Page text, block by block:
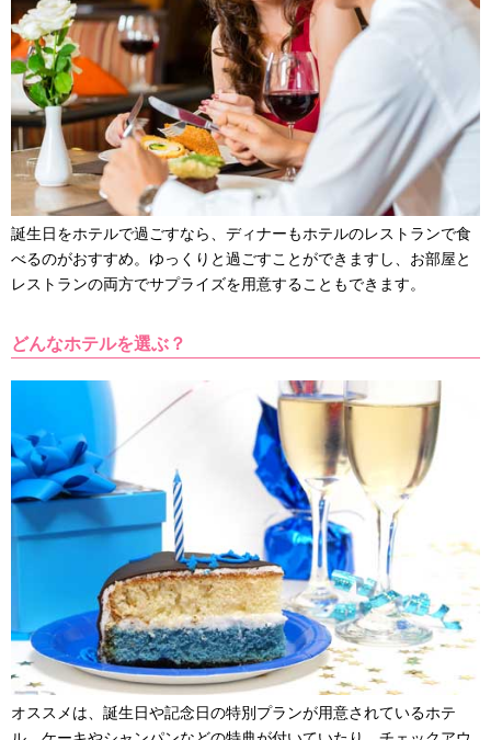
誕生日をホテルで過ごすなら、ディナーもホテルのレストランで食
べるのがおすすめ。ゆっくりと過ごすことができますし、お部屋と
レストランの両方でサプライズを用意することもできます。
どんなホテルを選ぶ？
オススメは、誕生日や記念日の特別プランが用意されているホテ